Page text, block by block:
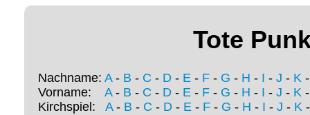
Tote
Nachname: A- B - C - D - E - F - G - H - I - J - K
Vorname: A- B - C - D - E - F - G - H - I - J - K
Kirchspiel: A- B - C - D- E- F- G - H - I - J - K